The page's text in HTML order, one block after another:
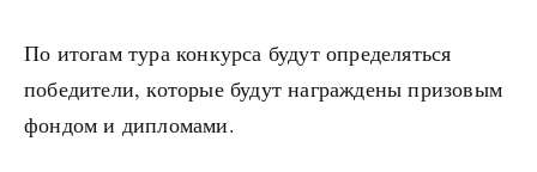
По итогам тура конкурса будут определяться
победители, которые будут награждены призовым
фондом и дипломами.